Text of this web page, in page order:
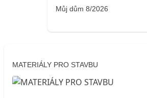
Můj dům 8/2026
MATERIÁLY PRO STAVBU